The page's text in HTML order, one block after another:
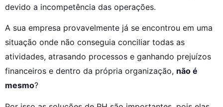
devido a incompetência das operações.
A sua empresa provavelmente já se encontrou em uma
situação onde não conseguia conciliar todas as
atividades, atrasando processos e ganhando prejuízos
financeiros e dentro da própria organização, não é
mesmo?